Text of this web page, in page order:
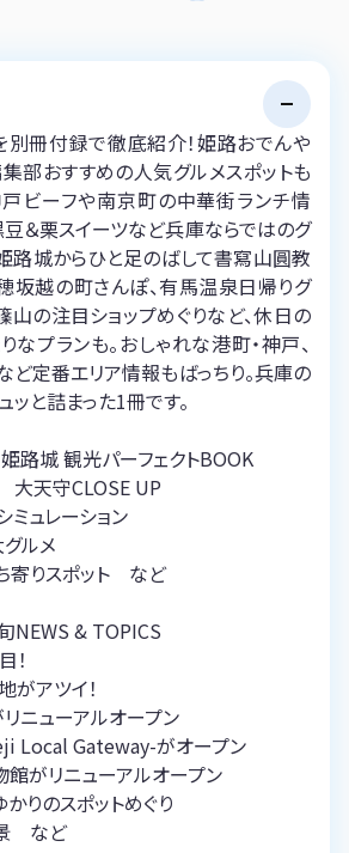
冊付録で徹底紹介！姫路おでんや
部おすすめの人気グルメスポットも
ビーフや南京町の中華街ランチ情
豆＆栗スイーツなど兵庫ならではのグ
路城からひと足のばして書寫山圓教
坂越の町さんぽ、有馬温泉日帰りグ
山の注目ショップめぐりなど、休日の
なプランも。おしゃれな港町・神戸、
ど定番エリア情報もばっちり。兵庫の
と詰まった1冊です。
路城 観光パーフェクトBOOK
大天守CLOSE UP
ミュレーション
ルメ
寄りスポット など
NEWS & TOPICS
！
がアツイ！
ニューアルオープン
Local Gateway-がオープン
館がリニューアルオープン
りのスポットめぐり
など